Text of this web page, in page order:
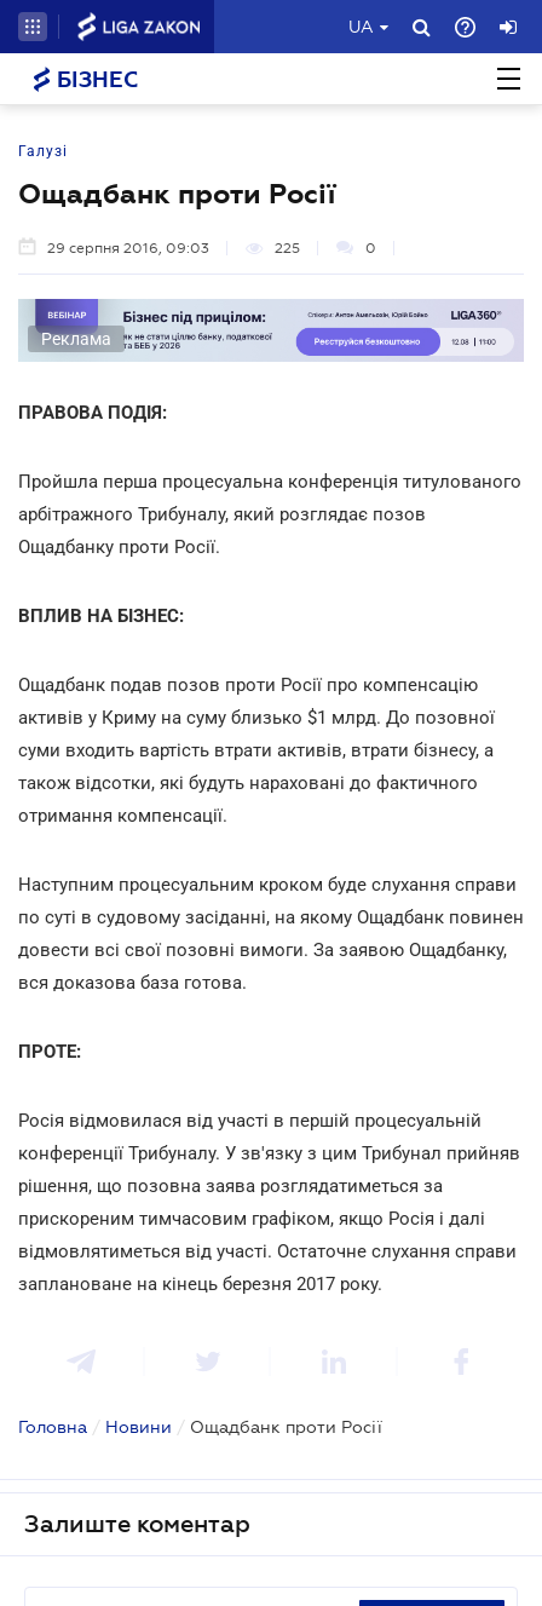
UA
БІЗНЕС
Галузі
Ощадбанк проти Росії
29 серпня 2016, 09:03 225 0
Реклама
ПРАВОВА ПОДІЯ:
Пройшла перша процесуальна конференція титулованого
арбітражного Трибуналу, який розглядає позов
Ощадбанку проти Росії.
ВПЛИВ НА БІЗНЕС:
Ощадбанк подав позов проти Росії про компенсацію
активів у Криму на суму близько $1 млрд. До позовної
суми входить вартість втрати активів, втрати бізнесу, а
також відсотки, які будуть нараховані до фактичного
отримання компенсації.
Наступним процесуальним кроком буде слухання справи
по суті в судовому засіданні, на якому Ощадбанк повинен
довести всі свої позовні вимоги. За заявою Ощадбанку,
вся доказова база готова.
ПРОТЕ:
Росія відмовилася від участі в першій процесуальній
конференції Трибуналу. У зв'язку з цим Трибунал прийняв
рішення, що позовна заява розглядатиметься за
прискореним тимчасовим графіком, якщо Росія і далі
відмовлятиметься від участі. Остаточне слухання справи
заплановане на кінець березня 2017 року.
Головна / Новини / Ощадбанк проти Росії
Залиште коментар